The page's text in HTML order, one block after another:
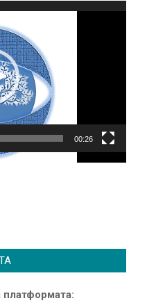
00:26
платформата: